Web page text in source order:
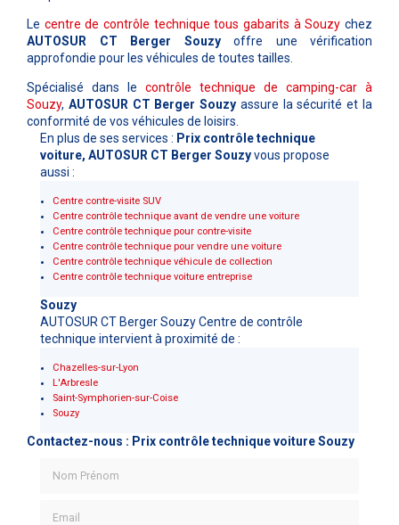
Le centre de contrôle technique tous gabarits à Souzy chez
AUTOSUR CT Berger Souzyoffre une vérification
approfondie pour les véhicules de toutes tailles.
Spécialisé dans le contrôle technique de camping-car à
Souzy, AUTOSUR CT Berger Souzy assure la sécurité et la
conformité de vos véhicules de loisirs.
En plus de ses services : Prix contrôle technique
voiture, AUTOSUR CT Berger Souzyvous propose
aussi :
Centre contre-visite SUV
Centre contrôle technique avant de vendre une voiture
Centre contrôle technique pour contre-visite
Centre contrôle technique pour vendre une voiture
Centre contrôle technique véhicule de collection
Centre contrôle technique voiture entreprise
Souzy
AUTOSUR CT Berger Souzy Centre de contrôle
technique intervient à proximité de :
Chazelles-sur-Lyon
L'Arbresle
Saint-Symphorien-sur-Coise
Souzy
Contactez-nous : Prix contrôle technique voiture Souzy